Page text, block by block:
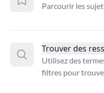
Parcourir les
Trouver des
Utilisez des
filtres pour